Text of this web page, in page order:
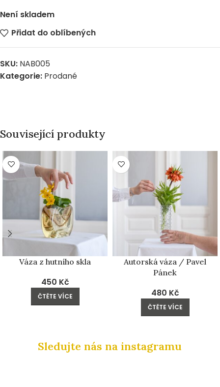
Není skladem
Přidat do oblíbených
SKU: NAB005
Kategorie: Prodané
Související produkty
PRODÁNO
Váza z hutního skla
450 Kč
ČTĚTE VÍCE
PRODÁNO
Autorská váza / Pavel
Pánek
480 Kč
ČTĚTE VÍCE
Sledujte nás na instagramu